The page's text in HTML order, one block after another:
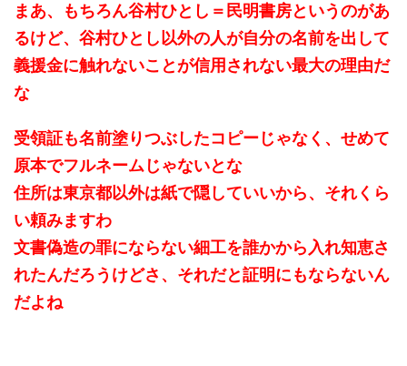
まあ、もちろん谷村ひとし＝民明書房というのがあ
るけど、谷村ひとし以外の人が自分の名前を出して
義援金に触れないことが信用されない最大の理由だ
な
受領証も名前塗りつぶしたコピーじゃなく、せめて
原本でフルネームじゃないとな
住所は東京都以外は紙で隠していいから、それくら
い頼みますわ
文書偽造の罪にならない細工を誰かから入れ知恵さ
れたんだろうけどさ、それだと証明にもならないん
だよね